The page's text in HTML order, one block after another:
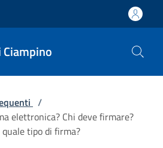
/
elettronica? Chi deve firmare?
tipo di firma?